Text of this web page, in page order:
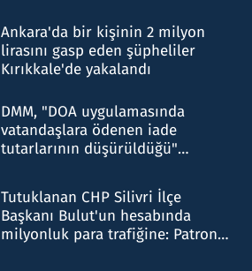
Ankara'da bir kişinin 2 milyon
lirasını gasp eden şüpheliler
Kırıkkale'de yakalandı
DMM, "DOA uygulamasında
vatandaşlara ödenen iade
tutarlarının düşürüldüğü"
Tutuklanan CHP Silivri İlçe
Başkanı Bulut'un hesabında
milyonluk para trafiğine: Patron